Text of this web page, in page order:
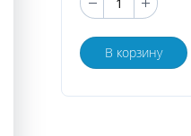
В корзину